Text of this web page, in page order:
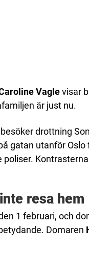
Vaglevisar
är just nu.
drottning
gatan utanför Oslo
resa hem
1 februari, och
Domaren